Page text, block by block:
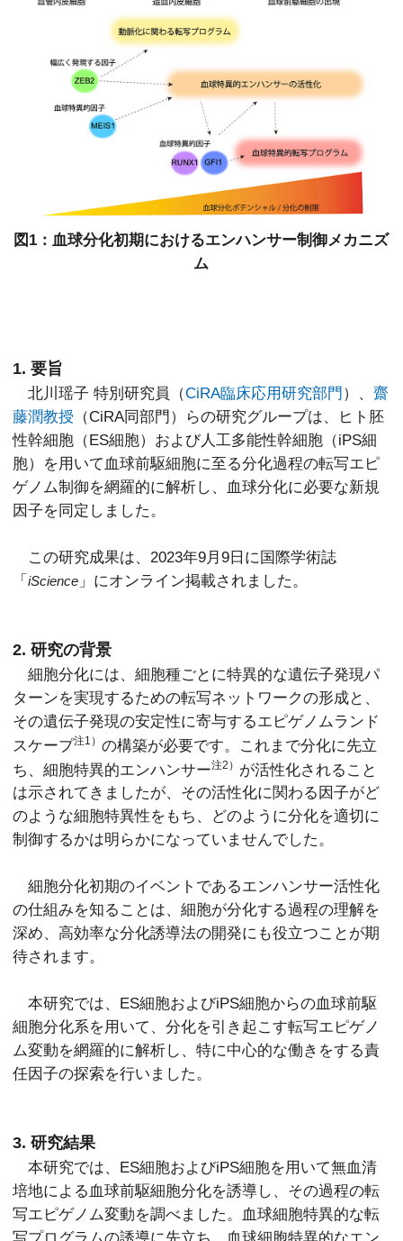
図1：血球分化初期におけるエンハンサー制御メカニズ
ム
1. 要旨
北川瑶子 特別研究員（CiRA臨床応用研究部門 ）、齋
藤潤教授 （CiRA同部門）らの研究グループは、ヒト胚
性幹細胞（ES細胞）および人工多能性幹細胞（iPS細
胞）を用いて血球前駆細胞に至る分化過程の転写エピ
ゲノム制御を網羅的に解析し、血球分化に必要な新規
因子を同定しました。
この研究成果は、2023年9月9日に国際学術誌
「iScience 」にオンライン掲載されました。
2. 研究の背景
細胞分化には、細胞種ごとに特異的な遺伝子発現パ
ターンを実現するための転写ネットワークの形成と、
その遺伝子発現の安定性に寄与するエピゲノムランド
スケープ注1） の構築が必要です。これまで分化に先立
ち、細胞特異的エンハンサー注2） が活性化されること
は示されてきましたが、その活性化に関わる因子がど
のような細胞特異性をもち、どのように分化を適切に
制御するかは明らかになっていませんでした。
細胞分化初期のイベントであるエンハンサー活性化
の仕組みを知ることは、細胞が分化する過程の理解を
深め、高効率な分化誘導法の開発にも役立つことが期
待されます。
本研究では、ES細胞およびiPS細胞からの血球前駆
細胞分化系を用いて、分化を引き起こす転写エピゲノ
ム変動を網羅的に解析し、特に中心的な働きをする責
任因子の探索を行いました。
3. 研究結果
本研究では、ES細胞およびiPS細胞を用いて無血清
培地による血球前駆細胞分化を誘導し、その過程の転
写エピゲノム変動を調べました。血球細胞特異的な転
写プログラムの誘導に先立ち、血球細胞特異的なエン